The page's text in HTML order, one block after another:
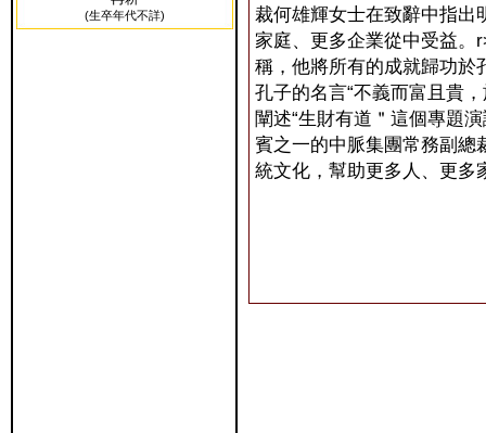
(生卒年代不詳)
裁何雄輝女士在致辭中指出
家庭、更多企業從中受益。
稱，他將所有的成就歸功於
孔子的名言“不義而富且貴
闡述“生財有道＂這個專題
賓之一的中脈集團常務副總
統文化，幫助更多人、更多